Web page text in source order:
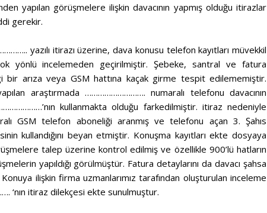
yapılan görüşmelere ilişkin davacının yapmış olduğu itirazlar
gerekir.
yazılı itirazı üzerine, dava konusu telefon kayıtları müvekkil
çok yönlü incelemeden geçirilmiştir. Şebeke, santral ve fatura
bir arıza veya GSM hattına kaçak girme tespit edilememiştir.
araştırmada ………………………. numaralı telefonu davacının
kullanmakta olduğu farkedilmiştir. itiraz nedeniyle
GSM telefon aboneliği aranmış ve telefonu açan 3. Şahıs
kullandığını beyan etmiştir. Konuşma kayıtları ekte dosyaya
talep üzerine kontrol edilmiş ve özellikle 900’lü hatların
yapıldığı görülmüştür. Fatura detaylarını da davacı şahsa
ilişkin firma uzmanlarımız tarafından oluşturulan inceleme
‘nın itiraz dilekçesi ekte sunulmuştur.